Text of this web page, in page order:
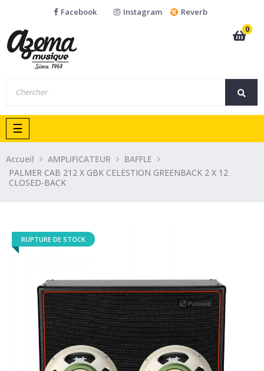
Facebook Instagram
Reverb
0
Basculer
la
navigation
☰
Accueil AMPLIFICATEUR
BAFFLE
PALMER CAB 212 X GBK CELESTION GREENBACK 2 X 12
CLOSED-BACK
RUPTURE DE STOCK